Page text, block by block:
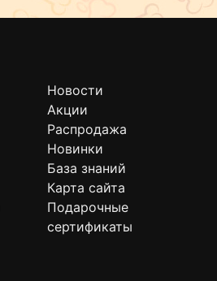
Новости
Акции
Распродажа
Новинки
База знаний
Карта сайта
Подарочные
сертификаты